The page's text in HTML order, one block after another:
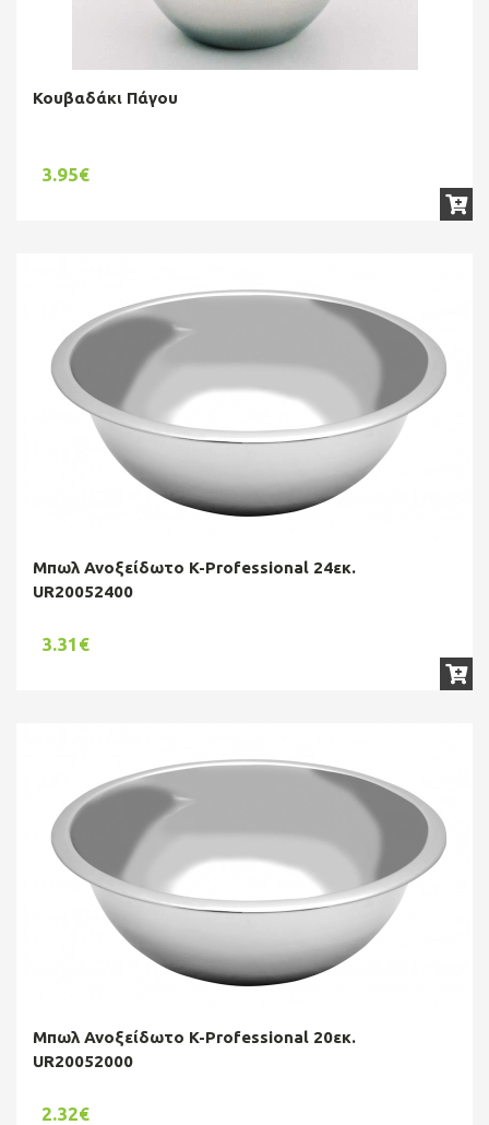
Κουβαδάκι Πάγου
3.95€
Μπωλ Ανοξείδωτο K-Professional 24εκ.
UR20052400
3.31€
Μπωλ Ανοξείδωτο K-Professional 20εκ.
UR20052000
2.32€